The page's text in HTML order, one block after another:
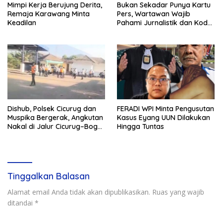
Mimpi Kerja Berujung Derita,
Remaja Karawang Minta
Keadilan
Bukan Sekadar Punya Kartu
Pers, Wartawan Wajib
Pahami Jurnalistik dan Kode
Dishub, Polsek Cicurug dan
Muspika Bergerak, Angkutan
Nakal di Jalur Cicurug–Bogor
FERADI WPI Minta Pengusutan
Kasus Eyang UUN Dilakukan
Hingga Tuntas
Tinggalkan Balasan
Alamat email Anda tidak akan dipublikasikan. Ruas yang wajib
ditandai *